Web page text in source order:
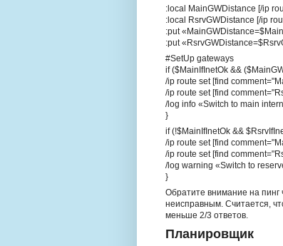
:local MainGWDistance [/ip
:local RsrvGWDistance [/ip
:put
:put
#SetUp gateways
if ($MainIfInetOk &&
/ip route set [find
/ip route set [find
/log info «Switch to main
}
if (!$MainIfInetOk &&
/ip route set [find
/ip route set [find
/log warning «Switch to
}
Обратите внимание на пинг
неисправным. Считается,
меньше 2/3 ответов.
Планировщик